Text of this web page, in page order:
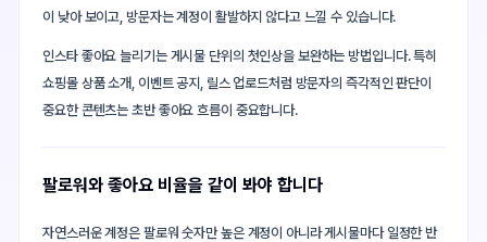
이 낮아 보이고, 방문자는 계정이 활발하지 않다고 느낄 수 있습니다.
인스타 좋아요 늘리기는 게시물 단위의 첫인상을 보완하는 방법입니다. 특히
쇼핑몰 상품 소개, 이벤트 공지, 릴스 업로드처럼 방문자의 즉각적인 판단이
중요한 콘텐츠는 초반 좋아요 흐름이 중요합니다.
팔로워와 좋아요 비율을 같이 봐야 합니다
자연스러운 계정은 팔로워 숫자만 높은 계정이 아니라 게시물마다 일정한 반